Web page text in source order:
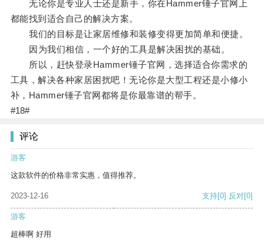
无论你是专业人士还是新手，你在Hammer锤子官网上
都能找到适合自己的解决方案。
我们的目标是让家居维修和装修变得更加简单和便捷。
因为我们相信，一个好的工具是解决困扰的基础。
所以，赶快登录Hammer锤子官网，选择适合你需求的
工具，解决各种家居困扰吧！无论你是大型工程还是小修小
补，Hammer锤子官网都将是你最靠谱的帮手。
#18#
评论
游客
这款软件的价格非常实惠，值得推荐。
2023-12-16 支持[0] 反对[0]
游客
超棒啊 好用